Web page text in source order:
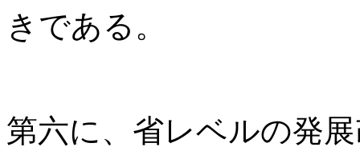
きである。
第六に、省レベルの発